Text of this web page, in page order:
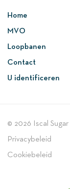
Home
MVO
Loopbanen
Contact
U identificeren
© 2026 Iscal Sugar
Privacybeleid
Cookiebeleid